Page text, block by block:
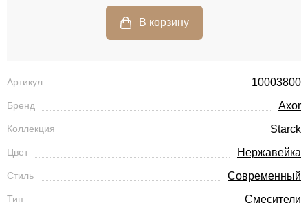
Артикул 10003800
Бренд Axor
Коллекция Starck
Цвет Нержавейка
Стиль Современный
Тип Смесители